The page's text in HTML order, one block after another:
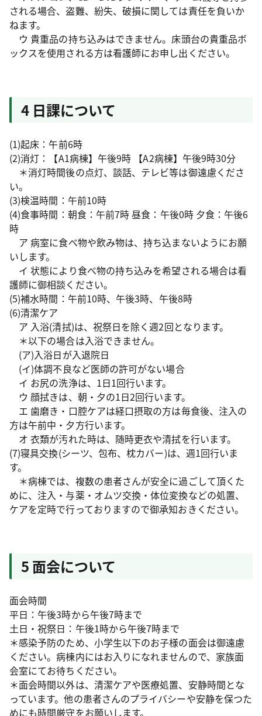
される場合、盗難、紛失、破損に関しては責任を負いか
ねます。
ウ 貴重品の持ち込みはできません。床頭台の貴重品ボ
ックスを使用される方は看護師にお申し出ください。
4 日課について
(1)起床：午前6時
(2)消灯：【A1病棟】午後9時 【A2病棟】午後9時30分
＊消灯時間後の点灯、談話、テレビ等は御遠慮くださ
い。
(3)検温時間：午前10時
(4)食事時間：朝食：午前7時 昼食：午後0時 夕食：午後6
時
ア 病室に食べ物や飲み物は、持ち込まないようにお願
いします。
イ 状態により食べ物の持ち込みを希望される場合は看
護師に御相談ください。
(5)補水時間：午前10時、午後3時、午後8時
(6)清潔ケア
ア 入浴(清拭)は、祝祭日を除く週2回となります。
＊以下の場合は入浴できません。
(ア)入浴日が入退院日
(イ)体調不良など医師の許可がない場合
イ お尻の洗浄は、1日1回行います。
ウ 顔拭きは、朝・夕の1日2回行います。
エ 歯磨き・口腔ケアは経口摂取の方は毎食後、注入の
方は午前中・夕方行います。
オ 衣類が汚れた時は、随時更衣や清拭を行います。
(7)寝具交換(シーツ、包布、枕カバー)は、週1回行いま
す。
＊病棟では、複数の患者さんが安全に過ごして頂くた
めに、注入・与薬・オムツ交換・体位変換などの処置、
ケアを定時で行っておりますので御承知おきください。
5 面会について
面会時間
平日：午後3時から午後7時まで
土日・祝祭日：午後1時から午後7時まで
＊感染予防のため、小学生以下のお子様の面会は御遠慮
ください。病棟内にはお入りになれませんので、家族面
会室にてお待ちください。
＊面会時間以外は、清潔ケアや医療処置、安静時間とな
っています。他の患者さんのプライバシーや安静を保つた
めにも時間厳守をお願いします。